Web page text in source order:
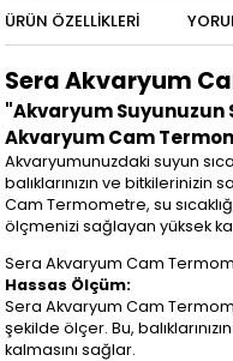
ÜRÜN ÖZELLIKLERI
Sera Akvaryum
"Akvaryum Suyunuzun
Akvaryum Cam
Akvaryumunuzdaki suyun
balıklarınızın ve bitkilerinizin
Cam Termometre, su
ölçmenizi sağlayan yüksek
Sera Akvaryum Cam
Hassas Ölçüm:
Sera Akvaryum Cam
şekilde ölçer. Bu,
kalmasını sağlar.